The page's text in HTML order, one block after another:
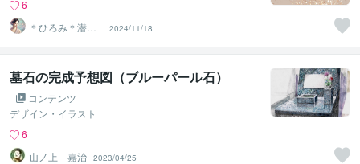
6
＊ひろみ＊潜在
意識覚醒カウン
セラー
2024/11/18
墓石の完成予想図（ブルーパール石）
コンテンツ
デザイン・イラスト
6
山ノ上 嘉治 2023/04/25